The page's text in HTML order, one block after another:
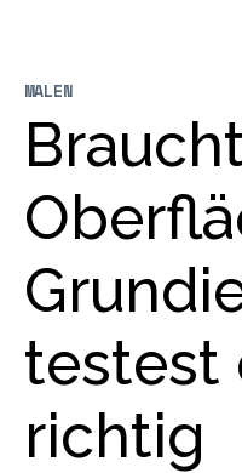
testest
richtig
MALEN